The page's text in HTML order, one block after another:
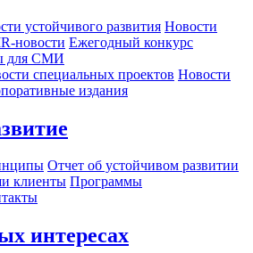
устойчивого развития Новости
новости Ежегодный конкурс
для СМИ
специальных проектов Новости
издания
Отчет об устойчивом развитии
клиенты Программы
интересах